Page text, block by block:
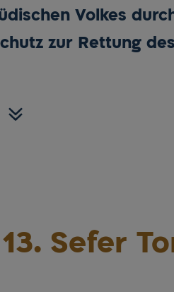
Volkes
zur Rettung
Sefer